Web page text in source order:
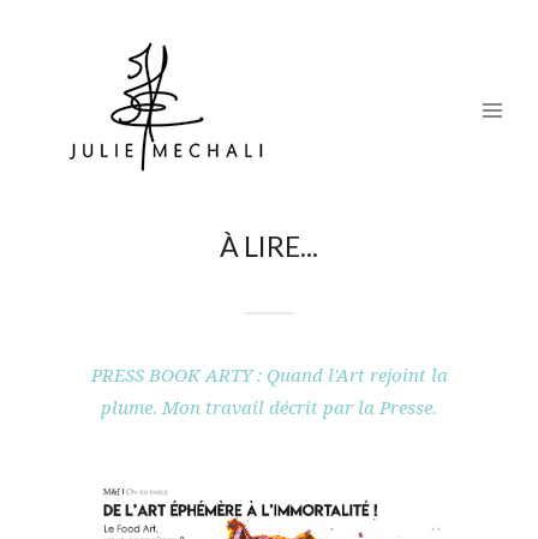
À LIRE...
PRESS BOOK ARTY : Quand l'Art rejoint la
plume. Mon travail décrit par la Presse.